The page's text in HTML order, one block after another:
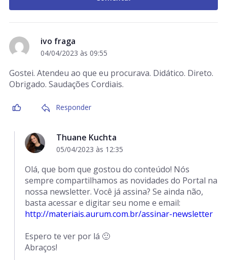
ivo fraga
04/04/2023 às 09:55
Gostei. Atendeu ao que eu procurava. Didático. Direto.
Obrigado. Saudações Cordiais.
Responder
Thuane Kuchta
05/04/2023 às 12:35
Olá, que bom que gostou do conteúdo! Nós
sempre compartilhamos as novidades do Portal na
nossa newsletter. Você já assina? Se ainda não,
basta acessar e digitar seu nome e email:
http://materiais.aurum.com.br/assinar-newsletter
Espero te ver por lá 🙂
Abraços!